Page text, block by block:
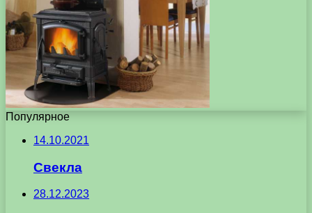
Популярное
14.10.2021
Свекла
28.12.2023